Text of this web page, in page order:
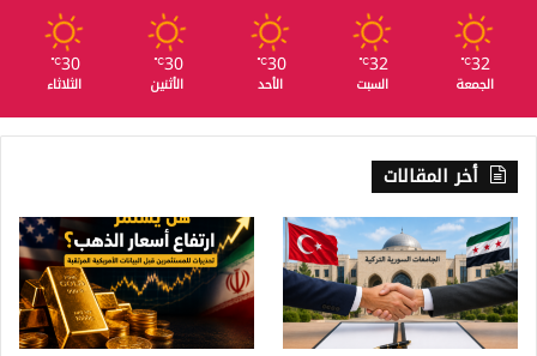
32
℃
الجمعة
32
℃
السبت
30
℃
الأحد
30
℃
الأثنين
30
℃
الثلاثاء
أخر المقالات